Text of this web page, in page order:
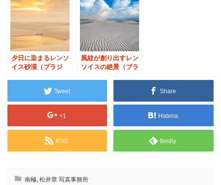
夕日に染まるレンソ
イス砂漠（ブラジ
風紋が創り出すレン
ソイスの絶景（ブラ
Tweet Share
+1 Hatena
RSS feedly
南極, 松井章 写真事務所